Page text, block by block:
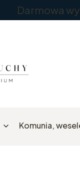
Darmowa
Komunia,